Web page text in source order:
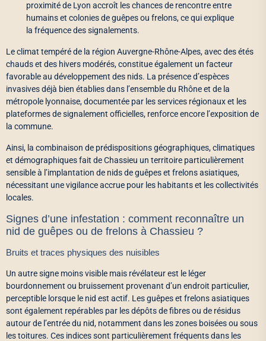
proximité de Lyon accroît les chances de rencontre entre
humains et colonies de guêpes ou frelons, ce qui explique
la fréquence des signalements.
Le climat tempéré de la région Auvergne-Rhône-‏Alpes, avec des étés
chauds et des hivers modérés, constitue également un facteur
favorable au développement des nids. La présence d’espèces
invasives déjà bien établies dans l’ensemble du Rhône et de la
métropole lyonnaise, documentée par les services régionaux et les
plateformes de signalement officielles, renforce encore l’exposition de
la commune.
Ainsi, la combinaison de prédispositions géographiques, climatiques
et démographiques fait de Chassieu un territoire particulièrement
sensible à l’implantation de nids de guêpes et frelons asiatiques,
nécessitant une vigilance accrue pour les habitants et les collectivités
locales.
Signes d’une infestation : comment reconnaître un
nid de guêpes ou de frelons à Chassieu ?
Bruits et traces physiques des nuisibles
Un autre signe moins visible mais révélateur est le léger
bourdonnement ou bruissement provenant d’un endroit particulier,
perceptible lorsque le nid est actif. Les guêpes et frelons asiatiques
sont également repérables par les dépôts de fibres ou de résidus
autour de l’entrée du nid, notamment dans les zones boisées ou sous
les toitures. Ces indices sont particulièrement fréquents dans les